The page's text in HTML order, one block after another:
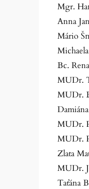
Mgr.
Anna
Mário
Bc.
MUDr.
MUDr.
MUDr.
MUDr.
Zlata
MUDr.
Taťána